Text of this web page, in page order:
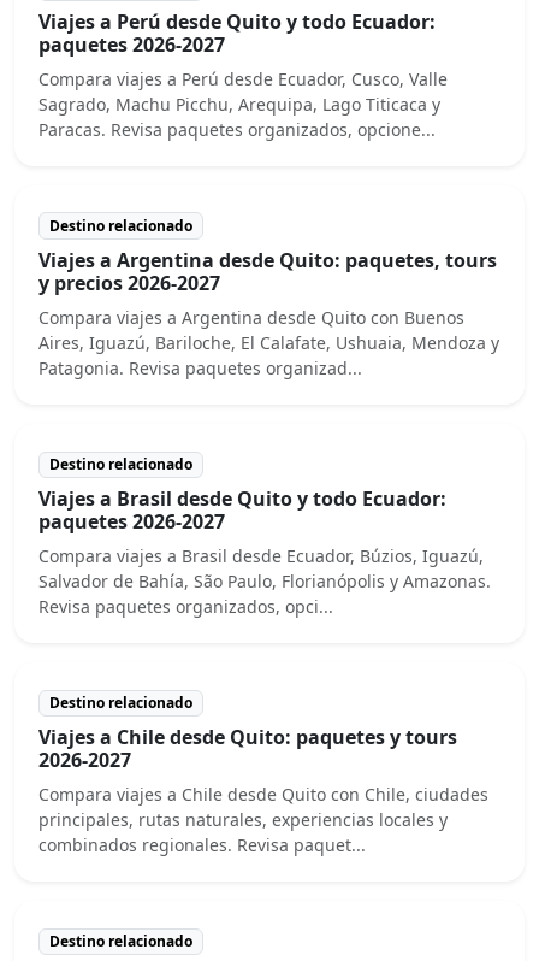
Viajes a Perú desde Quito y todo Ecuador:
paquetes 2026-2027
Compara viajes a Perú desde Ecuador, Cusco, Valle
Sagrado, Machu Picchu, Arequipa, Lago Titicaca y
Paracas. Revisa paquetes organizados, opcione...
Destino relacionado
Viajes a Argentina desde Quito: paquetes, tours
y precios 2026-2027
Compara viajes a Argentina desde Quito con Buenos
Aires, Iguazú, Bariloche, El Calafate, Ushuaia, Mendoza y
Patagonia. Revisa paquetes organizad...
Destino relacionado
Viajes a Brasil desde Quito y todo Ecuador:
paquetes 2026-2027
Compara viajes a Brasil desde Ecuador, Búzios, Iguazú,
Salvador de Bahía, São Paulo, Florianópolis y Amazonas.
Revisa paquetes organizados, opci...
Destino relacionado
Viajes a Chile desde Quito: paquetes y tours
2026-2027
Compara viajes a Chile desde Quito con Chile, ciudades
principales, rutas naturales, experiencias locales y
combinados regionales. Revisa paquet...
Destino relacionado